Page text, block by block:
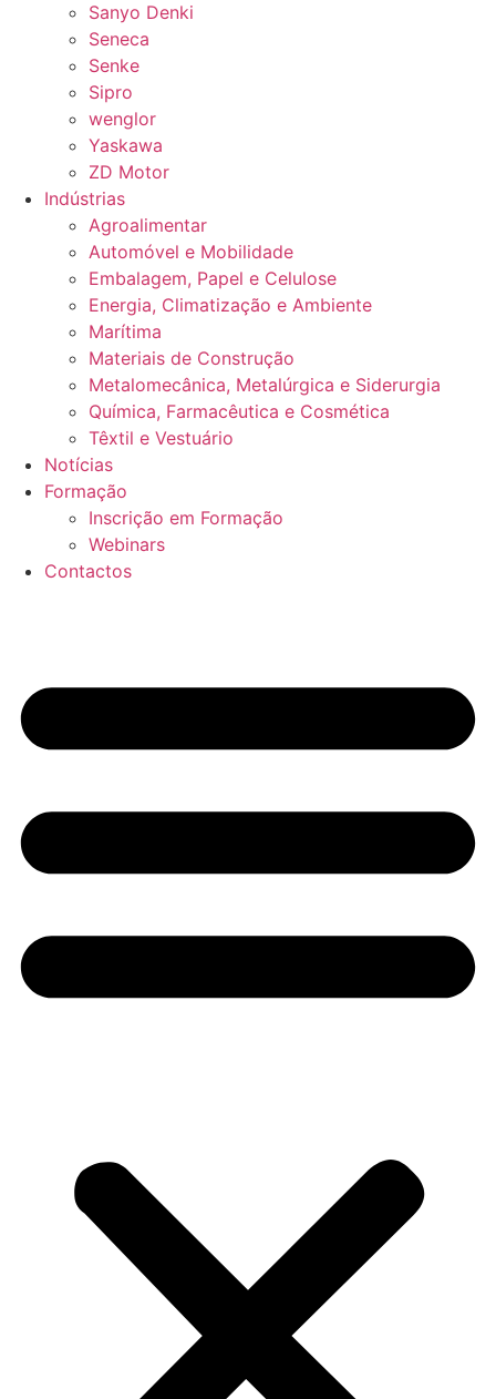
Sanyo Denki
Seneca
Senke
Sipro
wenglor
Yaskawa
ZD Motor
Indústrias
Agroalimentar
Automóvel e Mobilidade
Embalagem, Papel e Celulose
Energia, Climatização e Ambiente
Marítima
Materiais de Construção
Metalomecânica, Metalúrgica e Siderurgia
Química, Farmacêutica e Cosmética
Têxtil e Vestuário
Notícias
Formação
Inscrição em Formação
Webinars
Contactos